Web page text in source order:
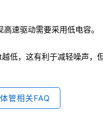
速驱动需要采用低电容。
低，这有利于减轻噪声，
管相关FAQ